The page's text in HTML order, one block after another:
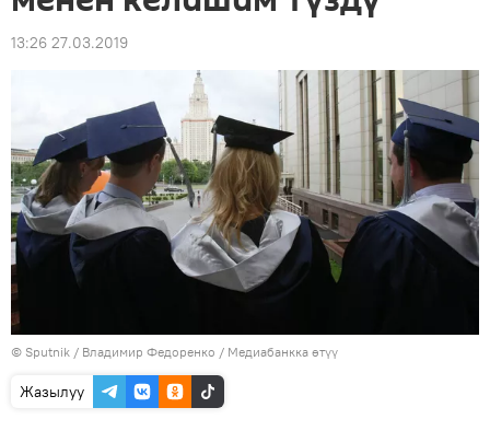
13:26 27.03.2019
© Sputnik / Владимир Федоренко / Медиабанкка өтүү
Жазылуу